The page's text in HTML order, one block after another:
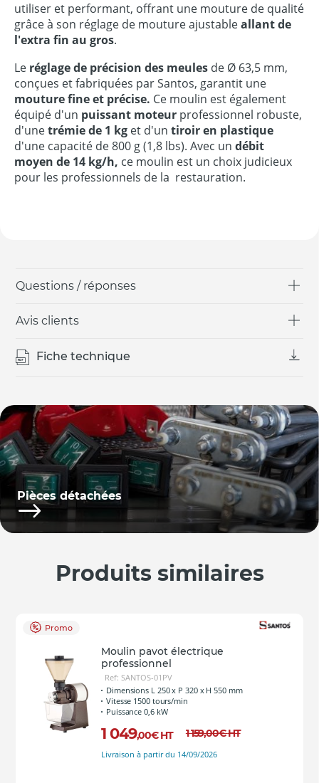
Questions / réponses
Avis clients
Fiche technique
Pièces détachées
utiliser et performant, offrant une mouture de qualité
grâce à son réglage de mouture ajustableallant de
l'extra fin au gros.
Le réglage de précision des meules de Ø 63,5 mm,
conçues et fabriquées par Santos, garantit une
mouture fine et précise. Ce moulin est également
équipé d'un puissant moteur professionnel robuste,
d'unetrémie de 1 kg et d'un tiroir en plastique
d'une capacité de 800 g (1,8 lbs). Avec un débit
moyen de 14 kg/h, ce moulin est un choix judicieux
pour les professionnels de la restauration.
Produits similaires
Promo
Moulin pavot électrique
professionnel
Ref: SANTOS-01PV
Dimensions L 250 x P 320 x H 550 mm
Vitesse 1500 tours/min
Puissance 0,6 kW
1 049,00€ HT 1 159,00€HT
Livraison à partir du 14/09/2026